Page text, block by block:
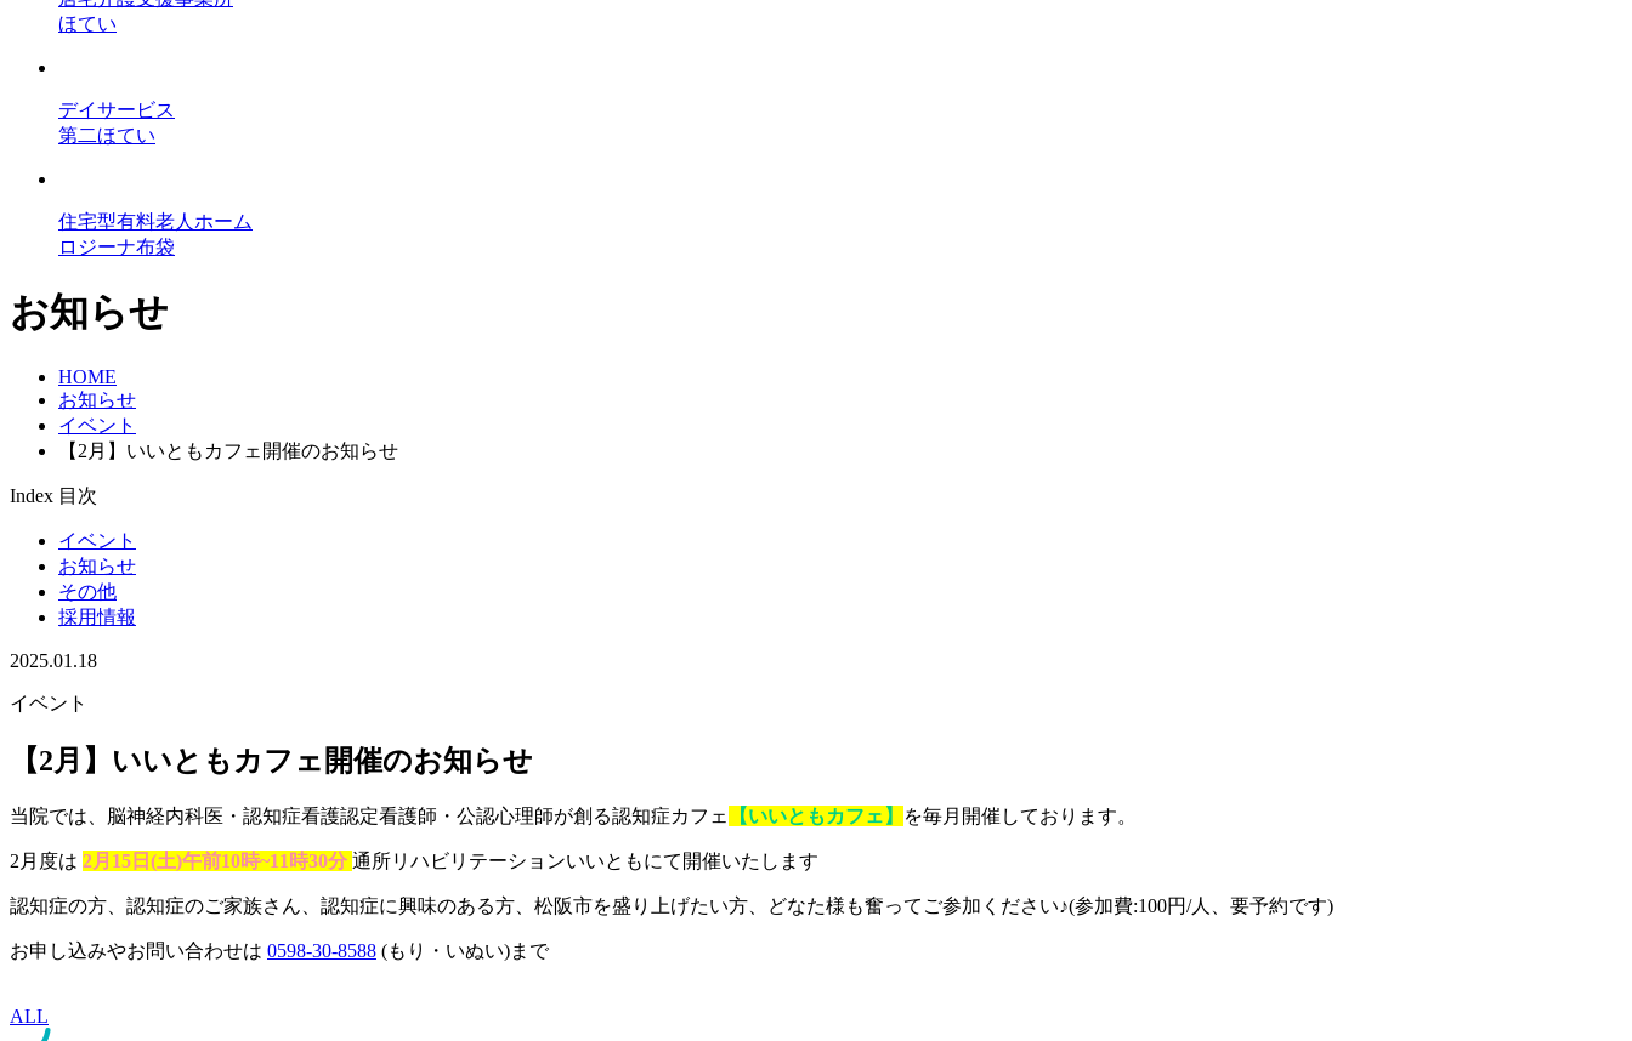
ほてい
デイサービス
第二ほてい
住宅型有料老人ホーム
ロジーナ布袋
お知らせ
HOME
お知らせ
イベント
【2月】いいともカフェ開催のお知らせ
Index 目次
イベント
お知らせ
その他
採用情報
2025.01.18
イベント
【2月】いいともカフェ開催のお知らせ
当院では、脳神経内科医・認知症看護認定看護師・公認心理師が創る認知症カフェ 【いいともカフェ】 を毎月開催しております。
2月度は 2月15日(土)午前10時~11時30分 通所リハビリテーションいいともにて開催いたします
認知症の方、認知症のご家族さん、認知症に興味のある方、松阪市を盛り上げたい方、どなた様も奮ってご参加ください♪(参加費:100円/人、要予約です)
お申し込みやお問い合わせは 0598-30-8588 (もり・いぬい)まで
ALL